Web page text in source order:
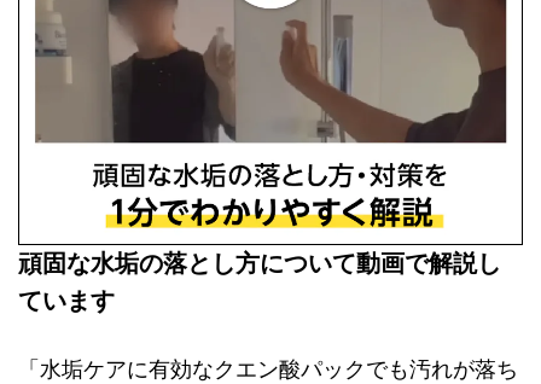
頑固な水垢の落とし方について動画で解説し
ています
「水垢ケアに有効なクエン酸パックでも汚れが落ち